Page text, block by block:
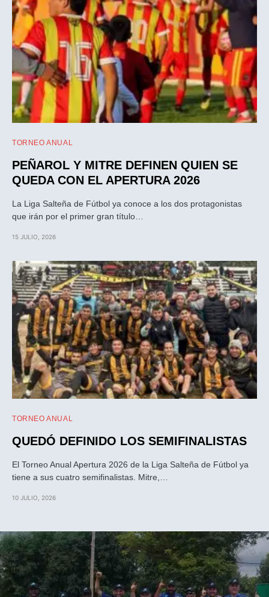
TORNEO ANUAL
PEÑAROL Y MITRE DEFINEN QUIEN SE
QUEDA CON EL APERTURA 2026
La Liga Salteña de Fútbol ya conoce a los dos protagonistas
que irán por el primer gran título…
15 JULIO, 2026
TORNEO ANUAL
QUEDÓ DEFINIDO LOS SEMIFINALISTAS
El Torneo Anual Apertura 2026 de la Liga Salteña de Fútbol ya
tiene a sus cuatro semifinalistas. Mitre,…
10 JULIO, 2026